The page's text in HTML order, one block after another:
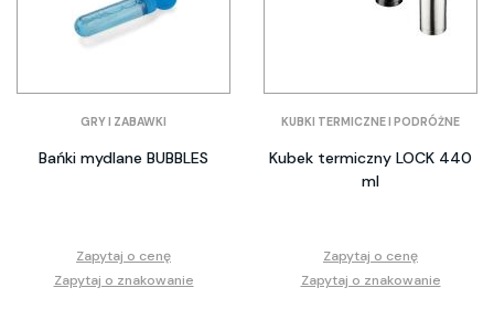
GRY I ZABAWKI
Bańki mydlane BUBBLES
Zapytaj o cenę
Zapytaj o znakowanie
KUBKI TERMICZNE I PODRÓŻNE
Kubek termiczny LOCK 440
ml
Zapytaj o cenę
Zapytaj o znakowanie